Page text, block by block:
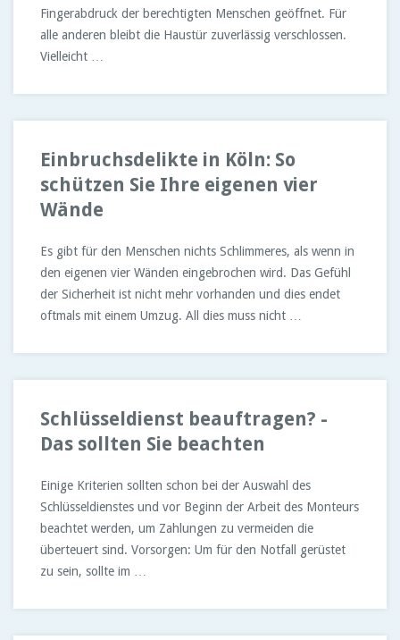
Fingerabdruck der berechtigten Menschen geöffnet. Für
alle anderen bleibt die Haustür zuverlässig verschlossen.
Vielleicht …
Einbruchsdelikte in Köln: So
schützen Sie Ihre eigenen vier
Wände
Es gibt für den Menschen nichts Schlimmeres, als wenn in
den eigenen vier Wänden eingebrochen wird. Das Gefühl
der Sicherheit ist nicht mehr vorhanden und dies endet
oftmals mit einem Umzug. All dies muss nicht …
Schlüsseldienst beauftragen? -
Das sollten Sie beachten
Einige Kriterien sollten schon bei der Auswahl des
Schlüsseldienstes und vor Beginn der Arbeit des Monteurs
beachtet werden, um Zahlungen zu vermeiden die
überteuert sind. Vorsorgen: Um für den Notfall gerüstet
zu sein, sollte im …